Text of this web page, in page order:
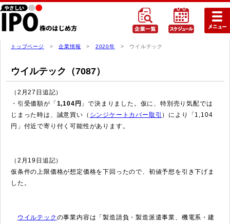
トップページ >企業情報 > 2020年 > ウイルテック
ウイルテック（7087）
（2月27日追記）
・引受価額が「 1,104円 」で決まりました。仮に、特別売り気配では
じまった時は、誠意買い（ シンジケートカバー取引 ）により「1,104
円」付近で寄り付く可能性があります。
（2月19日追記）
仮条件の上限価格が想定価格を下回ったので、初値予想を引き下げま
した。
ウイルテック の事業内容は「製造請負・製造派遣事業、機電系・建